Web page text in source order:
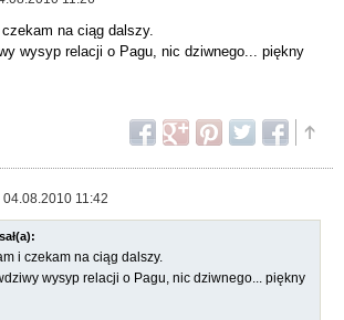
na ciąg dalszy.
wysyp relacji o Pagu, nic dziwnego... piękny
04.08.2010 11:42
i czekam na ciąg dalszy.
wysyp relacji o Pagu, nic dziwnego... piękny